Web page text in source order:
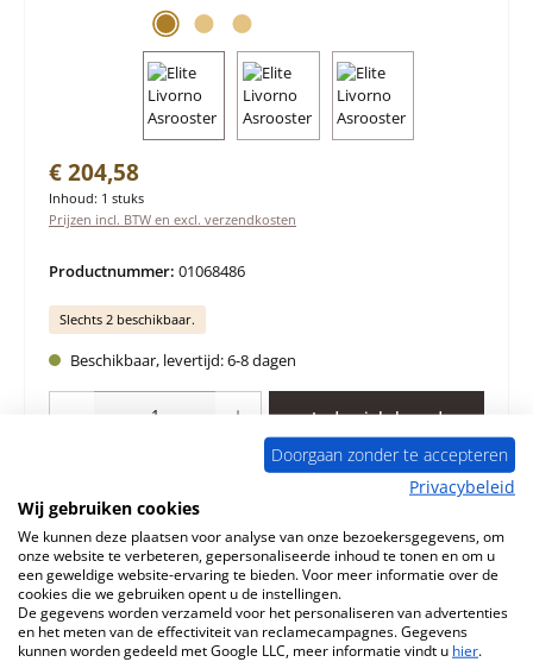
Normale prijs:
€ 204,58
Inhoud: 1 stuks
Prijzen incl. BTW en excl. verzendkosten
Productnummer: 01068486
Slechts 2 beschikbaar.
Beschikbaar, levertijd: 6-8 dagen
In de winkelmand
Vraag over het product
Doorgaan zonder te accepteren
Privacybeleid
Wij gebruiken cookies
We kunnen deze plaatsen voor analyse van onze bezoekersgegevens, om
onze website te verbeteren, gepersonaliseerde inhoud te tonen en om u
een geweldige website-ervaring te bieden. Voor meer informatie over de
cookies die we gebruiken opent u de instellingen.
De gegevens worden verzameld voor het personaliseren van advertenties
en het meten van de effectiviteit van reclamecampagnes. Gegevens
kunnen worden gedeeld met Google LLC, meer informatie vindt u hier.